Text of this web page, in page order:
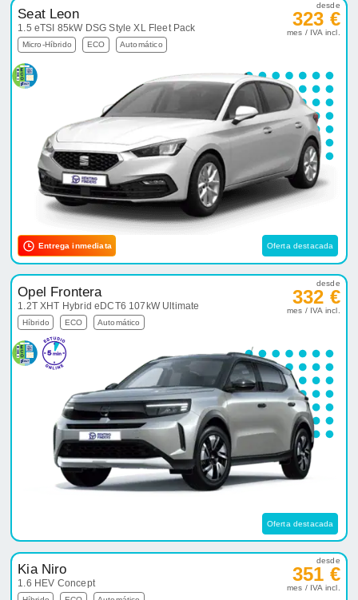
Seat Leon
1.5 eTSI 85kW DSG Style XL Fleet Pack
Micro-Híbrido ECO Automático
desde
323 €
mes / IVA incl.
Entrega inmediata Oferta destacada
Opel Frontera
1.2T XHT Hybrid eDCT6 107kW Ultimate
Híbrido ECO Automático
desde
332 €
mes / IVA incl.
Oferta destacada
Kia Niro
1.6 HEV Concept
desde
351 €
mes / IVA incl.